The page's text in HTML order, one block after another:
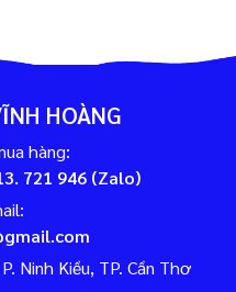
HOÀNG
hàng:
721 946 (Zalo)
Ninh Kiều, TP. Cần Thơ